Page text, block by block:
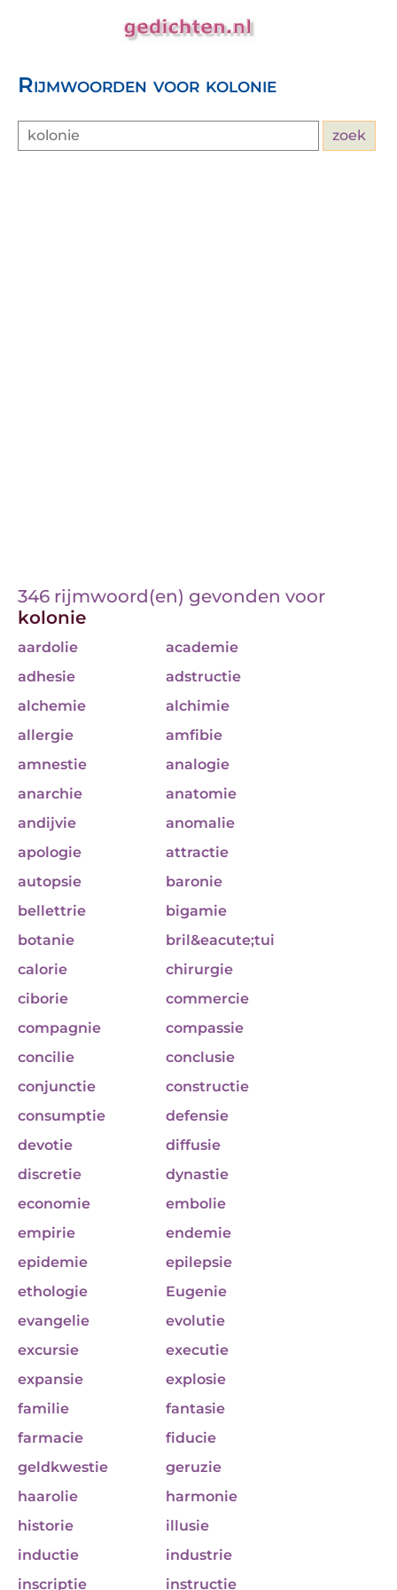
Rijmwoorden voor kolonie
346 rijmwoord(en) gevonden voor
kolonie
aardolie
academie
adhesie
adstructie
alchemie
alchimie
allergie
amfibie
amnestie
analogie
anarchie
anatomie
andijvie
anomalie
apologie
attractie
autopsie
baronie
bellettrie
bigamie
botanie
bril&eacute;tui
calorie
chirurgie
ciborie
commercie
compagnie
compassie
concilie
conclusie
conjunctie
constructie
consumptie
defensie
devotie
diffusie
discretie
dynastie
economie
embolie
empirie
endemie
epidemie
epilepsie
ethologie
Eugenie
evangelie
evolutie
excursie
executie
expansie
explosie
familie
fantasie
farmacie
fiducie
geldkwestie
geruzie
haarolie
harmonie
historie
illusie
inductie
industrie
inscriptie
instructie